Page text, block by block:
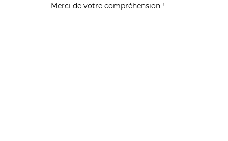
Merci de votre compréhension !